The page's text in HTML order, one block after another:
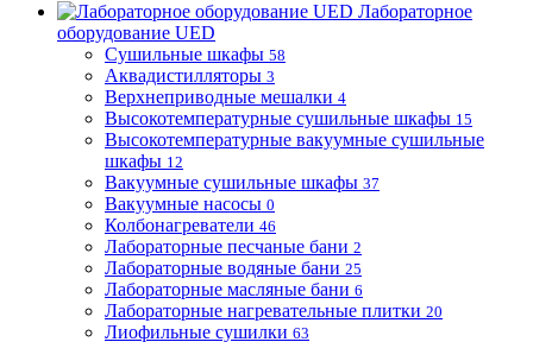
Лабораторное
оборудование UED
Сушильные шкафы 58
Аквадистилляторы 3
Верхнеприводные мешалки 4
Высокотемпературные сушильные шкафы 15
Высокотемпературные вакуумные сушильные
шкафы 12
Вакуумные сушильные шкафы 37
Вакуумные насосы 0
Колбонагреватели 46
Лабораторные песчаные бани 2
Лабораторные водяные бани 25
Лабораторные масляные бани 6
Лабораторные нагревательные плитки 20
Лиофильные сушилки 63